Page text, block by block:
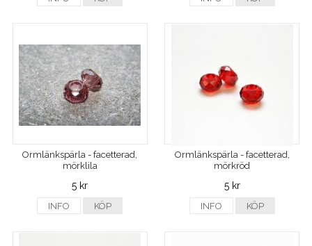
Ormlänkspärla - facetterad,
mörklila
5 kr
INFO KÖP
Ormlänkspärla - facetterad,
mörkröd
5 kr
INFO KÖP